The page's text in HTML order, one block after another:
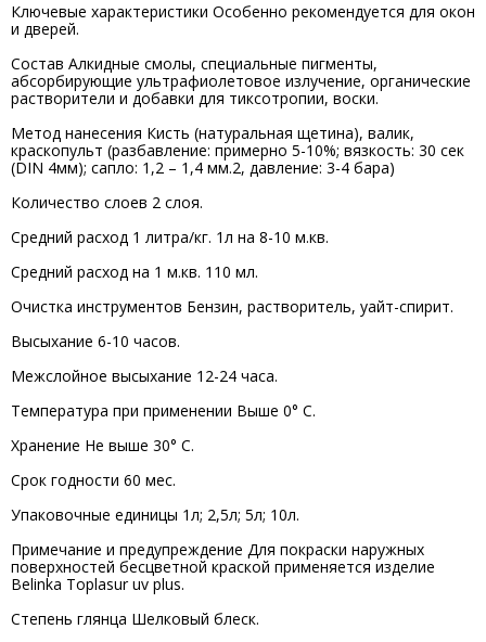
Ключевые характеристики Особенно рекомендуется для окон
и дверей.
Состав Алкидные смолы, специальные пигменты,
абсорбирующие ультрафиолетовое излучение, органические
растворители и добавки для тиксотропии, воски.
Метод нанесения Кисть (натуральная щетина), валик,
краскопульт (разбавление: примерно 5-10%; вязкость: 30 сек
(DIN 4мм); сапло: 1,2 – 1,4 мм.2, давление: 3-4 бара)
Количество слоев 2 слоя.
Средний расход 1 литра/кг. 1л на 8-10 м.кв.
Средний расход на 1 м.кв. 110 мл.
Очистка инструментов Бензин, растворитель, уайт-спирит.
Высыхание 6-10 часов.
Межслойное высыхание 12-24 часа.
Температура при применении Выше 0° С.
Хранение Не выше 30° С.
Срок годности 60 мес.
Упаковочные единицы 1л; 2,5л; 5л; 10л.
Примечание и предупреждение Для покраски наружных
поверхностей бесцветной краской применяется изделие
Belinka Toplasur uv plus.
Степень глянца Шелковый блеск.